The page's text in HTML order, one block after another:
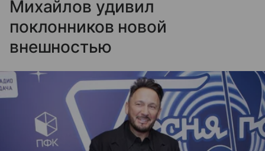
Михайлов удивил
поклонников новой
внешностью